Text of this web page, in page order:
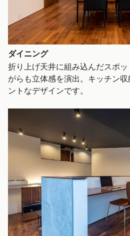
ダイニング
折り上げ天井に組み込んだスポ
がらも立体感を演出。キッチン
ントなデザインです。